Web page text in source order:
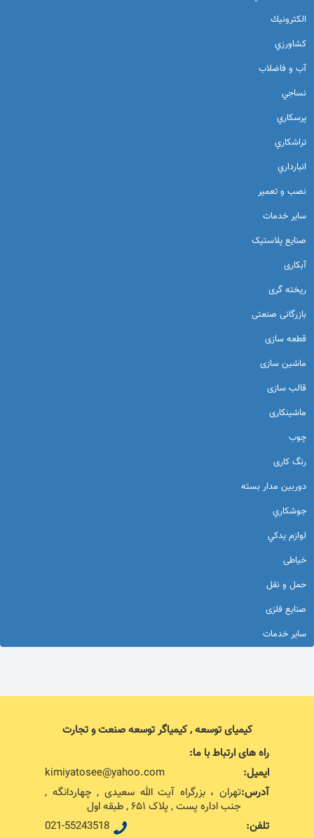
الكترونيك
كشاورزي
آب و فاضلاب
نساجي
پرسكاري
تراشكاري
انبارداري
نصب و تعمير
ساير خدمات
صنایع پلاستیک
آبکاری
ریخته گری
بازرگانی صنعتی
قطعه سازی
ماشین سازی
قالب سازی
ماشینکاری
چوب
رنگ کاری
دوربين مدار بسته
جوشكاري
لوازم يدكي
خیاطی
حمل و نقل
صنایع فلزی
سایر خدمات
کیمیای توسعه , کیمیاگر توسعه صنعت و تجارت
راه های ارتباط با ما:
ایمیل:
kimiyatosee@yahoo.com
آدرس:تهران ، بزرگراه آیت الله سعیدی , چهاردانگه ,
جنب اداره پست , پلاک ۶۵۱ , طبقه اول
تلفن:
021-55243518